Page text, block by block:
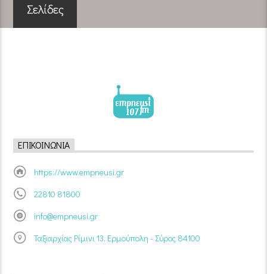
Σελίδες
ΕΠΙΚΟΙΝΩΝΊΑ
https://www.empneusi.gr
22810 81800
info@empneusi.gr
Ταξιαρχίας Ρίμινι 13, Ερμούπολη - Σύρος 84100